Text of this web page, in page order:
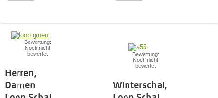
Bewertung:
Noch nicht
bewertet
Herren,
Damen
Bewertung:
Noch nicht
bewertet
Winterschal,